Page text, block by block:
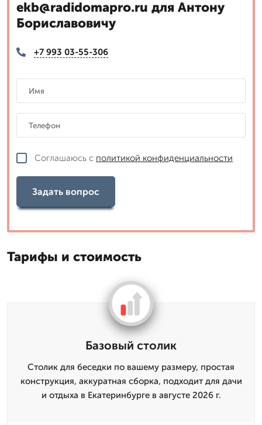
ekb@radidomapro.ru для Антону
Бориславовичу
+7 993 03-55-306
Соглашаюсь с политикой конфиденциальности
Задать вопрос
Тарифы и стоимость
Базовый столик
Столик для беседки по вашему размеру, простая
конструкция, аккуратная сборка, подходит для дачи
и отдыха в Екатеринбурге в августе 2026 г.